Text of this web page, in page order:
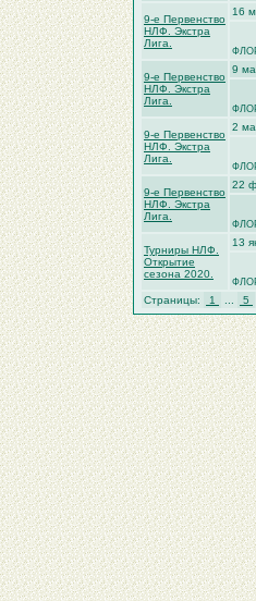
9-е Первенство
НЛФ. Экстра
Лига.
16
9-е Первенство
НЛФ. Экстра
Лига.
9
9-е Первенство
НЛФ. Экстра
Лига.
2
9-е Первенство
НЛФ. Экстра
Лига.
22
Турниры НЛФ.
Открытие
сезона 2020.
13
Страницы: 1 5